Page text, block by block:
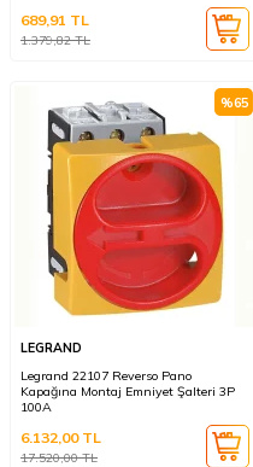
1.379,82TL
689,91 TL
%65
LEGRAND
Legrand 22107 Reverso Pano
Kapağına Montaj Emniyet Şalteri 3P
100A
17.520,00TL
6.132,00TL